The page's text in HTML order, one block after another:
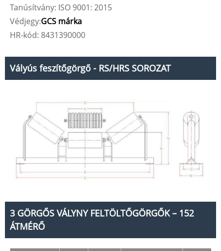
Tanúsítvány: ISO 9001: 2015
Védjegy:GCS márka
HR-kód: 8431390000
Vályús feszítőgörgő - RS/HRS SOROZAT
3 GÖRGŐS VÁLYNY FELTÖLTŐGÖRGŐK – 152
ÁTMÉRŐ